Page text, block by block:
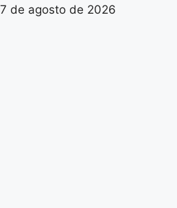
7 de agosto de 2026